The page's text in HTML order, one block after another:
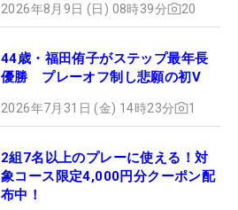
2026年8月9日 (日) 08時39分 20
44歳・福田侑子がステップ最年長
優勝 プレーオフ制し悲願の初V
2026年7月31日 (金) 14時23分 1
2組7名以上のプレーに使える！対
象コース限定4,000円分クーポン配
布中！